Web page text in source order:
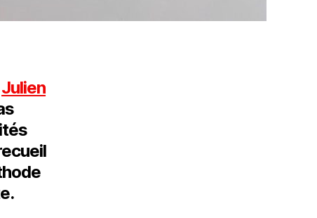
Julien